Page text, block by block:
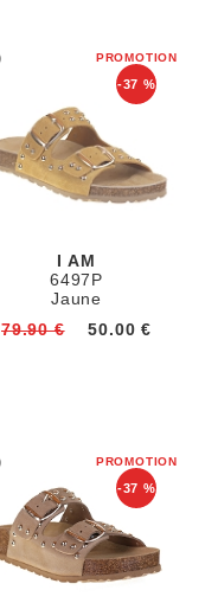
-37 %
I AM
6497P
Jaune
79.90 €
50.00 €
-37 %